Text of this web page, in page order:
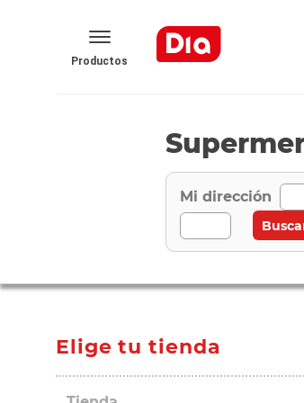
Productos
Mi dirección
Elige tu tienda